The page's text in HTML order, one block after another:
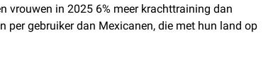
vrouwen in 2025 6% meer krachttraining dan
per gebruiker dan Mexicanen, die met hun land op